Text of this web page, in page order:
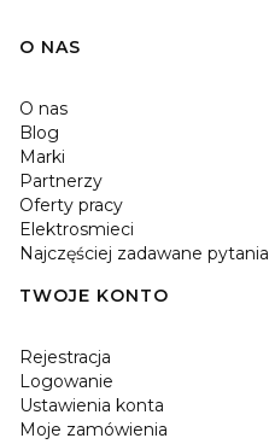
O NAS
O nas
Blog
Marki
Partnerzy
Oferty pracy
Elektrosmieci
Najczęściej zadawane pytania
TWOJE KONTO
Rejestracja
Logowanie
Ustawienia konta
Moje zamówienia